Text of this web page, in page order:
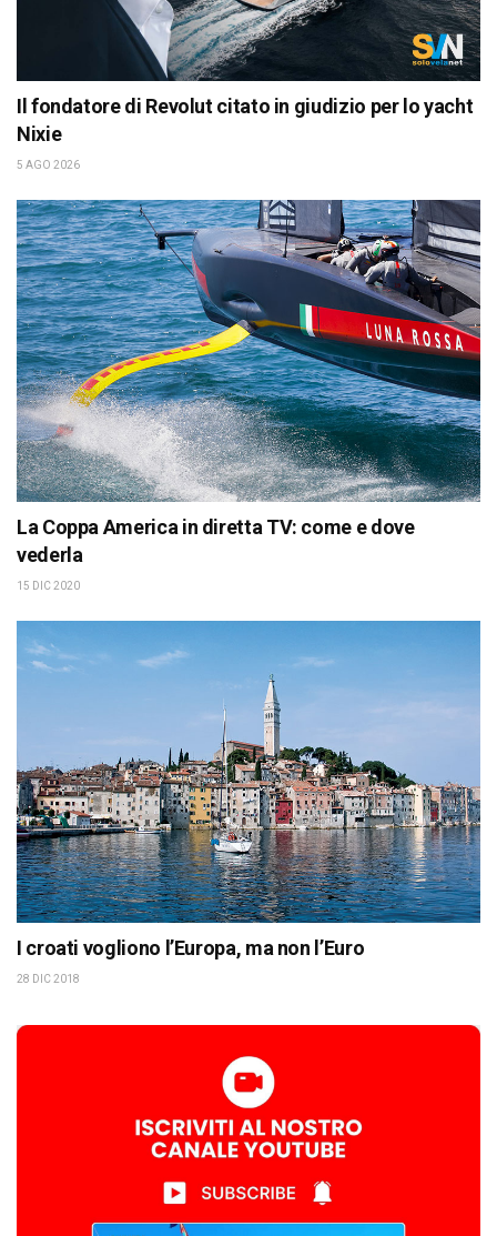
Il fondatore di Revolut citato in giudizio per lo yacht
Nixie
5 AGO 2026
La Coppa America in diretta TV: come e dove
vederla
15 DIC 2020
I croati vogliono l’Europa, ma non l’Euro
28 DIC 2018